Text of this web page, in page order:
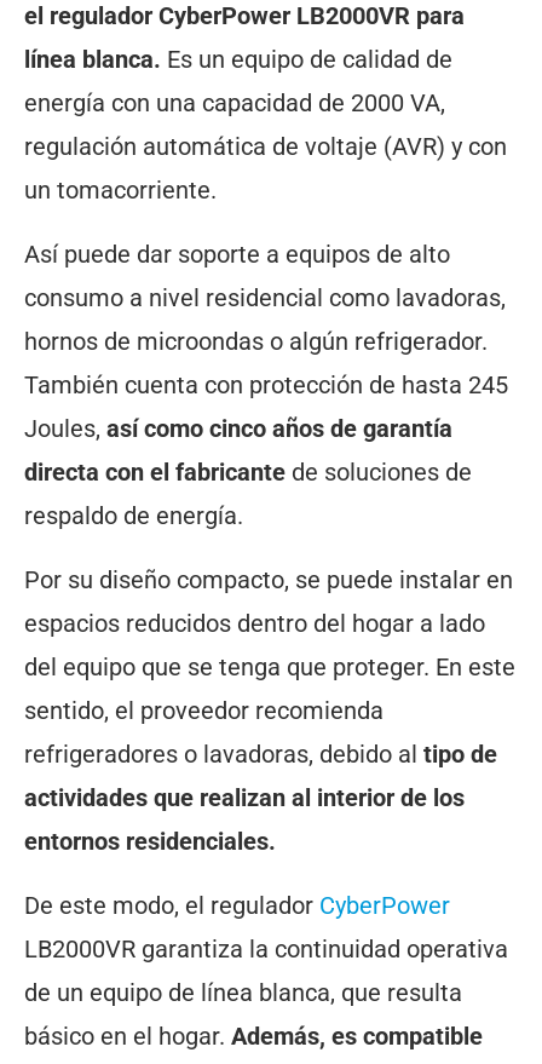
el regulador CyberPower LB2000VR para
línea blanca. Es un equipo de calidad de
energía con una capacidad de 2000 VA,
regulación automática de voltaje (AVR) y con
un tomacorriente.
Así puede dar soporte a equipos de alto
consumo a nivel residencial como lavadoras,
hornos de microondas o algún refrigerador.
También cuenta con protección de hasta 245
Joules, así como cinco años de garantía
directa con el fabricante de soluciones de
respaldo de energía.
Por su diseño compacto, se puede instalar en
espacios reducidos dentro del hogar a lado
del equipo que se tenga que proteger. En este
sentido, el proveedor recomienda
refrigeradores o lavadoras, debido al tipo de
actividades que realizan al interior de los
entornos residenciales.
De este modo, el regulador CyberPower
LB2000VR garantiza la continuidad operativa
de un equipo de línea blanca, que resulta
básico en el hogar. Además, es compatible